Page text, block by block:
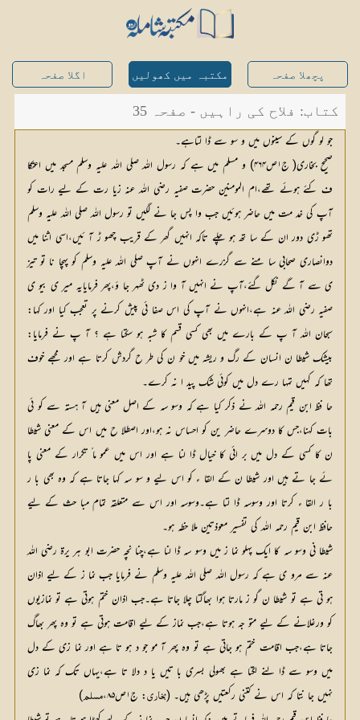
پچھلا صفحہ مکتبہ میں کھولیں اگلا صفحہ
کتاب: فلاح کی راہیں - صفحہ 35
جو لو گوں کے سینوں میں و سو سے ڈا لتاہے۔
صحیح بخاری( ج۱ص۴۶۴) و مسلم میں ہے کہ رسول اللہ صلی اللہ علیہ وسلم مسجد میں اعتکا
ف کئے ہوئے تھے،ام المومنین حضرت صفیہ رضی اللہ عنہ زیا رت کے لیے رات کو
آپ کی خد مت میں حاضر ہوئیں جب وا پس جا نے لگیں تو رسول اللہ صلی اللہ علیہ وسلم
تھو ڑی دور ان کے سا تھ ہو چلے تاکہ انہیں گھر کے قریب چھو ڑ آ ئیں،اسی اثنا میں
دوانصاری صحابی سا منے سے گزرے انہوں نے آپ صلی اللہ علیہ وسلم کو پہچا نا تو تیز
ی سے آ گے نکل گئے،آپ نے انہیں آ وا ز دی ٹھہر جا ؤ،پھر فرمایایہ میر ی بیو ی
صفیہ رضی اللہ عنہ ہے،انہوں نے آپ کی اس صفا ئی پیش کرنے پر تعجب کیا اور کہا:
سبحان اللہ آ پ کے بارے میں بھی کسی قسم کا شبہ ہو سکتا ہے ؟ آ پ نے فرمایا:
بیشک شیطا ن انسان کے رگ و ریشہ میں خو ن کی طر ح گردش کرتا ہے اور مجھے خوف
تھا کہ کہیں تمہا رے دل میں کوئی شک پید ا نہ کرے۔
حا فظ ابن قیم رحمہ اللہ نے ذکر کیا ہے کہ وسو سہ کے اصل معنی ہیں آ ہستہ سے کو ئی
بات کہنا،جس کا دوسرے حاضر ین کو احساس نہ ہو،اور اصطلا ح میں اس کے معنی شیطا
ن کا کسی کے دل میں بر ائی کا خیال ڈا لنا ہے اور اس میں عمو ما ً تکرار کے معنی پا
ئے جا تے ہیں اور شیطا ن کے القا ء کو اس لیے و سو سہ کہا جاتا ہے کہ وہ بھی با ر
با ر القا ء کرتا اور وسوسہ ڈا لتا ہے۔وسوسہ اور اس سے متعلقہ تمام مبا حث کے لیے
حافظ ابن قیم رحمہ اللہ کی تفسیر معوذتین ملا حظہ ہو۔
شیطا نی وسو سہ کا ایک پہلو نما ز میں وسو سہ ڈا لنا ہے،چنا نچہ حضرت ابو ہر یرۃ رضی اللہ
عنہ سے مرو ی ہے کہ رسول اللہ صلی اللہ علیہ وسلم نے فرمایا جب نما ز کے لیے اذان
ہو تی ہے تو شیطا ن گو ز مارتا ہوا بھاگتا چلا جاتا ہے۔جب اذان ختم ہوتی ہے تو نمازیوں
کو ورغلانے کے لیے متو جہ ہوتا ہے،جب نماز کے لیے اقامت ہوتی ہے تو وہ پھر بھاگ
جاتا ہے،جب اقامت ختم ہو جاتی ہے تو وہ پھر آ مو جو د ہو تا ہے اور نما زی کے دل
میں وسو سے ڈا لنے لگتا ہے بھولی بسری با تیں یا د دلا تا ہے،یہاں تک کہ نما زی
نہیں جا نتا کہ اس نے کتنی رکعتیں پڑھی ہیں۔ (بخاری : ج۱ص۸۵، مسلم)